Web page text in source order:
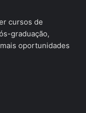
cursos de
graduação,
oportunidades